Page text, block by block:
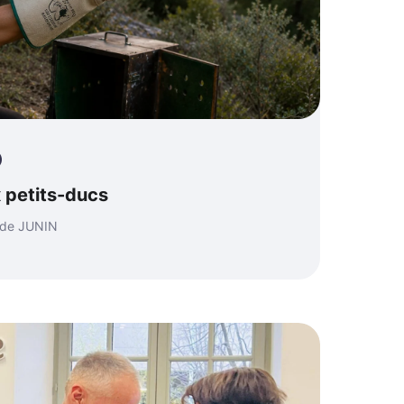
petits-ducs
JUNIN